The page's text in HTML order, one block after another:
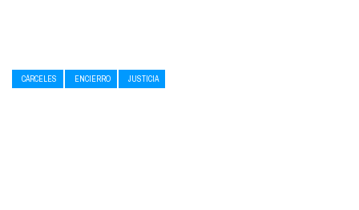
CÁRCELES ENCIERRO JUSTICIA